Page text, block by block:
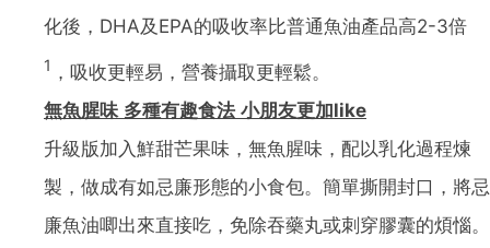
化後，DHA及EPA的吸收率比普通魚油產品高2-3倍
1 ，吸收更輕易，營養攝取更輕鬆。
無魚腥味 多種有趣食法 小朋友更加like
升級版加入鮮甜芒果味，無魚腥味，配以乳化過程煉
製，做成有如忌廉形態的小食包。簡單撕開封口，將忌
廉魚油唧出來直接吃，免除吞藥丸或刺穿膠囊的煩惱。